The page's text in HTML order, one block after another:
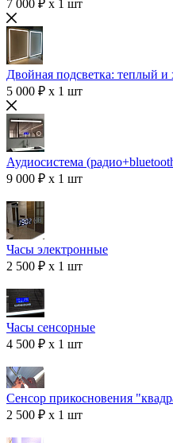
7 000 ₽ x 1 шт
Двойная подсветка: теплый и
5 000 ₽ x 1 шт
Аудиосистема
9 000 ₽ x 1 шт
Часы электронные
2 500 ₽ x 1 шт
Часы сенсорные
4 500 ₽ x 1 шт
Сенсор прикосновения
2 500 ₽ x 1 шт